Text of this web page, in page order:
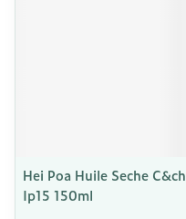
Hei Poa Huile Seche C&ch
Ip15 150ml